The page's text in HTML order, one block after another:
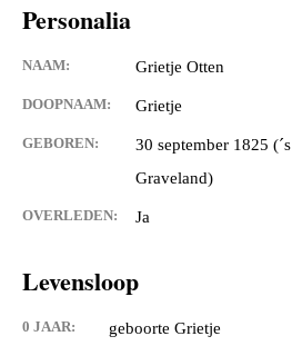
Personalia
NAAM: Grietje Otten
DOOPNAAM: Grietje
GEBOREN:
30 september 1825 (´s
Graveland)
OVERLEDEN: Ja
Levensloop
0 JAAR: geboorte Grietje